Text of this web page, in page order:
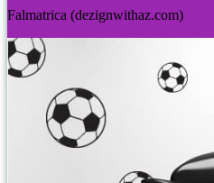
Falmatrica (dezignwithaz.com)